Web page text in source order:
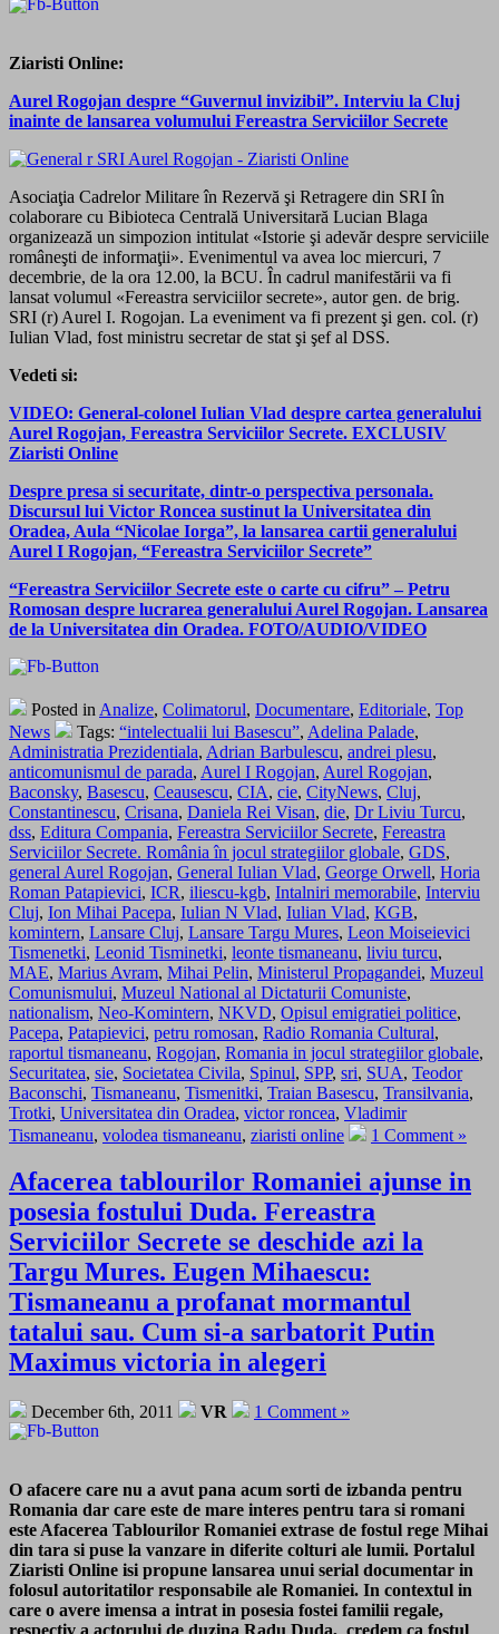
Ziaristi Online:
Aurel Rogojan despre “Guvernul invizibil”. Interviu la Cluj
inainte de lansarea volumului Fereastra Serviciilor Secrete
Asociaţia Cadrelor Militare în Rezervă şi Retragere din SRI în
colaborare cu Bibioteca Centrală Universitară Lucian Blaga
organizează un simpozion intitulat «Istorie şi adevăr despre serviciile
româneşti de informaţii». Evenimentul va avea loc miercuri, 7
decembrie, de la ora 12.00, la BCU. În cadrul manifestării va fi
lansat volumul «Fereastra serviciilor secrete», autor gen. de brig.
SRI (r) Aurel I. Rogojan. La eveniment va fi prezent şi gen. col. (r)
Iulian Vlad, fost ministru secretar de stat şi şef al DSS.
Vedeti si:
VIDEO: General-colonel Iulian Vlad despre cartea generalului
Aurel Rogojan, Fereastra Serviciilor Secrete. EXCLUSIV
Ziaristi Online
Despre presa si securitate, dintr-o perspectiva personala.
Discursul lui Victor Roncea sustinut la Universitatea din
Oradea, Aula “Nicolae Iorga”, la lansarea cartii generalului
Aurel I Rogojan, “Fereastra Serviciilor Secrete”
“Fereastra Serviciilor Secrete este o carte cu cifru” – Petru
Romosan despre lucrarea generalului Aurel Rogojan. Lansarea
de la Universitatea din Oradea. FOTO/AUDIO/VIDEO
Posted in Analize, Colimatorul, Documentare, Editoriale, Top
News
Tags: “intelectualii lui Basescu”, Adelina Palade,
Administratia Prezidentiala, Adrian Barbulescu, andrei plesu,
anticomunismul de parada, Aurel I Rogojan, Aurel Rogojan,
Baconsky, Basescu, Ceausescu, CIA, cie, CityNews, Cluj,
Constantinescu, Crisana, Daniela Rei Visan, die, Dr Liviu Turcu,
dss, Editura Compania, Fereastra Serviciilor Secrete, Fereastra
Serviciilor Secrete. România în jocul strategiilor globale, GDS,
general Aurel Rogojan, General Iulian Vlad, George Orwell, Horia
Roman Patapievici, ICR, iliescu-kgb, Intalniri memorabile, Interviu
Cluj, Ion Mihai Pacepa, Iulian N Vlad, Iulian Vlad, KGB,
komintern, Lansare Cluj, Lansare Targu Mures, Leon Moiseievici
Tismenetki, Leonid Tisminetki, leonte tismaneanu, liviu turcu,
MAE, Marius Avram, Mihai Pelin, Ministerul Propagandei, Muzeul
Comunismului, Muzeul National al Dictaturii Comuniste,
nationalism, Neo-Komintern, NKVD, Opisul emigratiei politice,
Pacepa, Patapievici, petru romosan, Radio Romania Cultural,
raportul tismaneanu, Rogojan, Romania in jocul strategiilor globale,
Securitatea, sie, Societatea Civila, Spinul, SPP, sri, SUA, Teodor
Baconschi, Tismaneanu, Tismenitki, Traian Basescu, Transilvania,
Trotki, Universitatea din Oradea, victor roncea, Vladimir
Tismaneanu, volodea tismaneanu, ziaristi online 1 Comment »
Afacerea tablourilor Romaniei ajunse in
posesia fostului Duda. Fereastra
Serviciilor Secrete se deschide azi la
Targu Mures. Eugen Mihaescu:
Tismaneanu a profanat mormantul
tatalui sau. Cum si-a sarbatorit Putin
Maximus victoria in alegeri
December 6th, 2011 VR 1 Comment »
O afacere care nu a avut pana acum sorti de izbanda pentru
Romania dar care este de mare interes pentru tara si romani
este Afacerea Tablourilor Romaniei extrase de fostul rege Mihai
din tara si puse la vanzare in diferite colturi ale lumii. Portalul
Ziaristi Online isi propune lansarea unui serial documentar in
folosul autoritatilor responsabile ale Romaniei. In contextul in
care o avere imensa a intrat in posesia fostei familii regale,